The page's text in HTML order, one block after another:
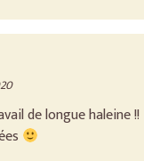
de longue haleine !!